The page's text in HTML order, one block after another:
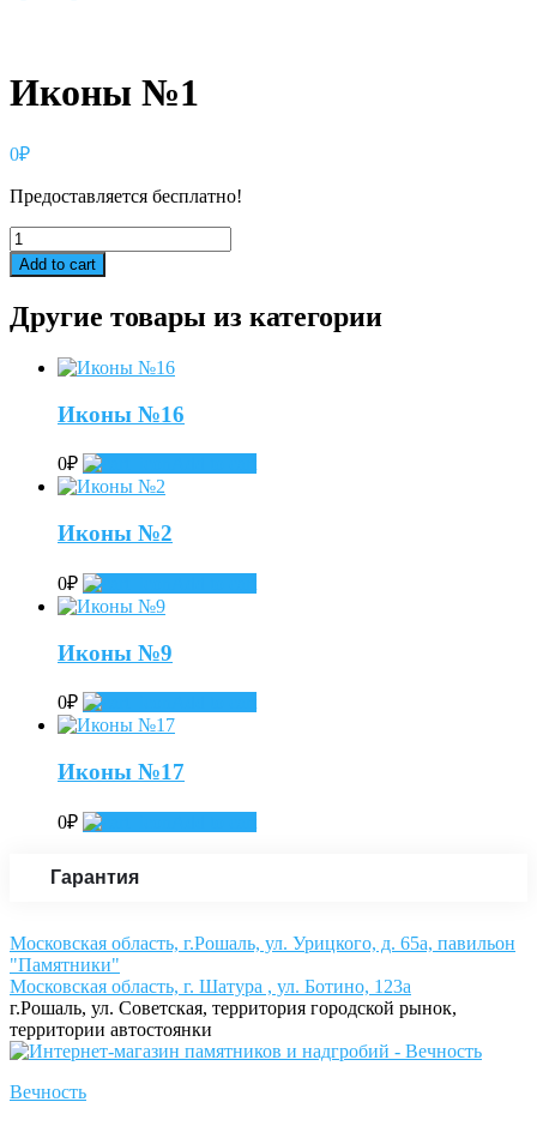
Иконы №1
0₽
Предоставляется бесплатно!
Иконы
№1
quantity
Add to cart
Другие товары из категории
Иконы №16
0₽
Иконы №2
0₽
Иконы №9
0₽
Иконы №17
0₽
Гарантия
Московская область, г.Рошаль, ул. Урицкого, д. 65а, павильон
"Памятники"
Московская область, г. Шатура , ул. Ботино, 123а
г.Рошаль, ул. Советская, территория городской рынок,
территории автостоянки
Вечность